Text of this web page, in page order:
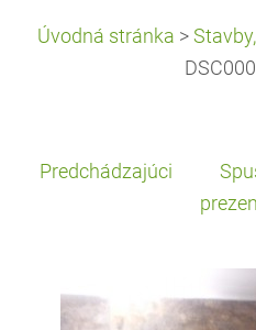
Úvodná stránka >
Predchádzajúci